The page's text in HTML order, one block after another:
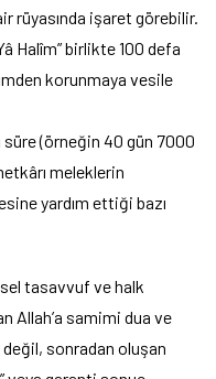
rüyasında işaret görebilir.
Halîm” birlikte 100 defa
korunmaya vesile
süre (örneğin 40 gün 7000
meleklerin
yardım ettiği bazı
tasavvuf ve halk
Allah’a samimi dua ve
sonradan oluşan